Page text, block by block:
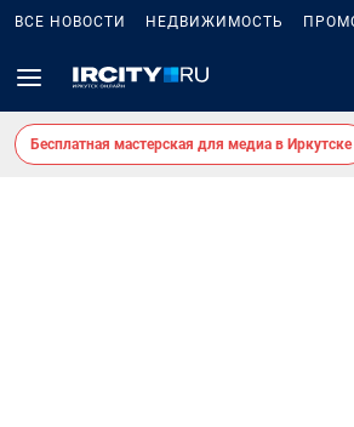
ВСЕ НОВОСТИ НЕДВИЖИМОСТЬ
Бесплатная мастерская для медиа в Иркутске